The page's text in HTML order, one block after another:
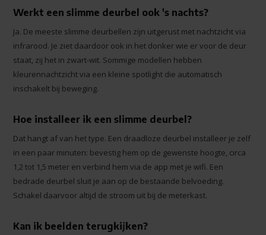
Werkt een slimme deurbel ook 's nachts?
Ja. De meeste slimme deurbellen zijn uitgerust met nachtzicht via
infrarood. Je ziet daardoor ook in het donker wie er voor de deur
staat, zij het in zwart-wit. Sommige modellen hebben
kleurennachtzicht via een kleine spotlight die automatisch
inschakelt bij beweging.
Hoe installeer ik een slimme deurbel?
Dat hangt af van het type. Een draadloze deurbel installeer je zelf
in een paar minuten: bevestig hem op de gewenste hoogte, circa
1,2 tot 1,5 meter en verbind hem via de app met je wifi. Een
bedrade deurbel sluit je aan op de bestaande belvoeding.
Schakel daarvoor altijd de stroom uit bij de meterkast.
Kan ik beelden terugkijken?